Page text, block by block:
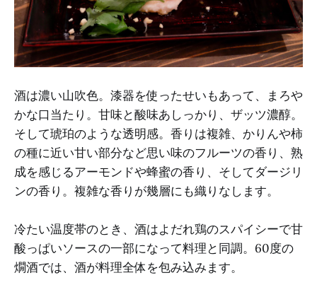
酒は濃い山吹色。漆器を使ったせいもあって、まろや
かな口当たり。甘味と酸味あしっかり、ザッツ濃醇。
そして琥珀のような透明感。香りは複雑、かりんや柿
の種に近い甘い部分など思い味のフルーツの香り、熟
成を感じるアーモンドや蜂蜜の香り、そしてダージリ
ンの香り。複雑な香りが幾層にも織りなします。
冷たい温度帯のとき、酒はよだれ鶏のスパイシーで甘
酸っぱいソースの一部になって料理と同調。60度の
燗酒では、酒が料理全体を包み込みます。